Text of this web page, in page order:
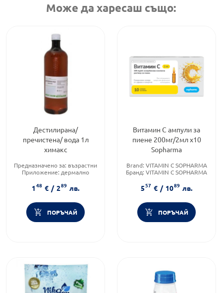
Може да харесаш също:
Дестилирана/
пречистена/ вода 1л
химакс
Предназначено за: възрастни
Приложение: дермално
148 € / 289 лв.
ПОРЪЧАЙ
Витамин С ампули за
пиене 200мг/2мл х10
Sopharma
Brand: VITAMIN C SOPHARMA
Бранд: VITAMIN C SOPHARMA
557 € / 1089 лв.
ПОРЪЧАЙ